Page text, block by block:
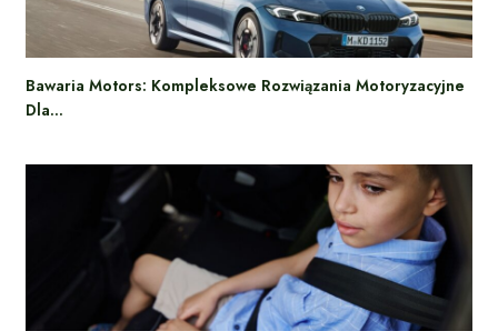
Bawaria Motors: Kompleksowe Rozwiązania Motoryzacyjne
Dla…